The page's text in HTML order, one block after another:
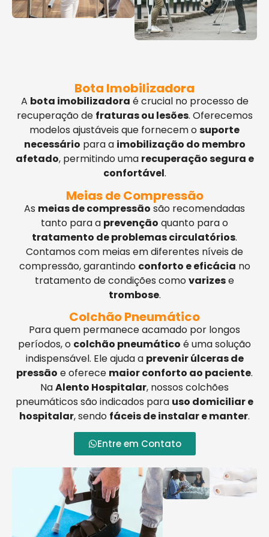
Bota Imobilizadora
A bota imobilizadora é crucial no processo de
recuperação de fraturas ou lesões. Oferecemos
modelos ajustáveis que fornecem osuporte
necessário para a imobilização do membro
afetado, permitindo uma recuperação segura e
confortável.
Meias de Compressão
As meias de compressão são recomendadas
tanto para a prevenção quanto para o
tratamento de problemas circulatórios.
Contamos com meias em diferentes níveis de
compressão, garantindo conforto e eficácia no
tratamento de condições comovarizese
trombose.
Colchão Pneumático
Para quem permanece acamado por longos
períodos, o colchão pneumático é uma solução
indispensável. Ele ajuda a prevenir úlceras de
pressão e oferece maior conforto ao paciente.
NaAlento Hospitalar, nossos colchões
pneumáticos são indicados para uso domiciliar e
hospitalar, sendo fáceis de instalar e manter.
Entre em Contato